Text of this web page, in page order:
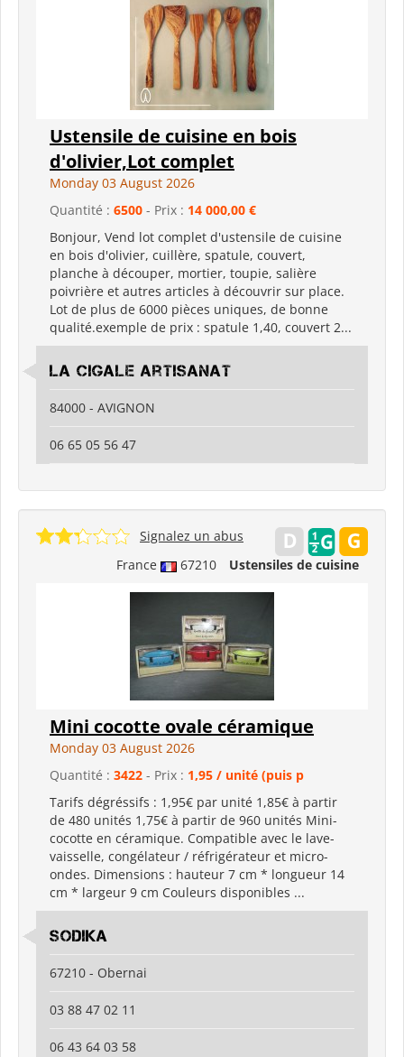
Ustensile de cuisine en bois
d'olivier,Lot complet
Monday 03 August 2026
Quantité : 6500 - Prix : 14 000,00 €
Bonjour, Vend lot complet d'ustensile de cuisine
en bois d'olivier, cuillère, spatule, couvert,
planche à découper, mortier, toupie, salière
poivrière et autres articles à découvrir sur place.
Lot de plus de 6000 pièces uniques, de bonne
qualité.exemple de prix : spatule 1,40, couvert 2...
La cigale artisanat
84000 - AVIGNON
06 65 05 56 47
France 67210 Ustensiles de cuisine
Signalez un abus
Mini cocotte ovale céramique
Monday 03 August 2026
Quantité : 3422 - Prix : 1,95 / unité (puis p
Tarifs dégréssifs : 1,95€ par unité 1,85€ à partir
de 480 unités 1,75€ à partir de 960 unités Mini-
cocotte en céramique. Compatible avec le lave-
vaisselle, congélateur / réfrigérateur et micro-
ondes. Dimensions : hauteur 7 cm * longueur 14
cm * largeur 9 cm Couleurs disponibles ...
Sodika
67210 - Obernai
03 88 47 02 11
06 43 64 03 58